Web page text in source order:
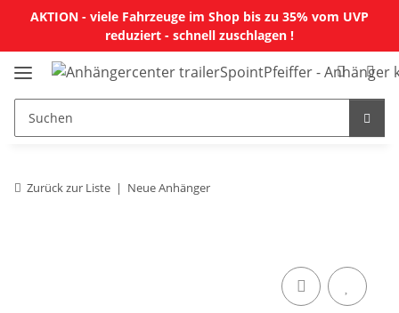
AKTION - viele Fahrzeuge im Shop bis zu 35% vom UVP
reduziert - schnell zuschlagen !
Zurück zur Liste Neue Anhänger